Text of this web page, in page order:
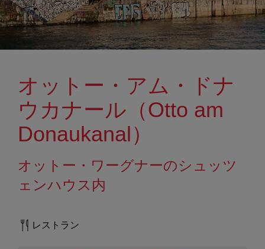
オットー・アム・ドナ
ウカナール（Otto am
Donaukanal）
オットー・ワーグナーのシュッツ
ェンハウス内
レストラン